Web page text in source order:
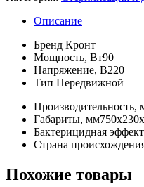
Описание
Бренд Кронт
Мощность, Вт90
Напряжение, В220
Тип Передвижной
Производительность,
Габариты, мм
Бактерицидная
Страна
Похожие товары